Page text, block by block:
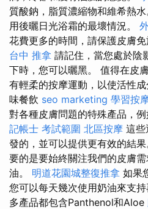
質酸鈉，脂質濃縮物和維希熱水
用後曬日光浴霜的最壞情況。
花費更多的時間，請保護皮膚免
台中 推拿 請記住，當您處於陰
下時，您可以曬黑。 值得在皮
有輕柔的按摩運動，以使活性
味餐飲 seo marketing 學習按
對各種皮膚問題的特殊產品，例
記帳士 考試範圍 北區按摩 這些
發的，並可以提供更有效的結果
要的是要始終關注我們的皮膚
油。 明道花園城整復推拿 如果
您可以每天幾次使用奶油來支
多產品都包含Panthenol和Aloe